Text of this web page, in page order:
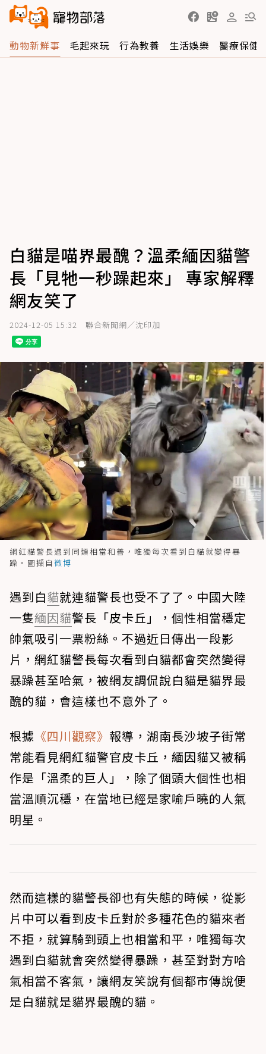
動物新鮮事 毛起來玩 行為教養 生活娛樂 醫療保健
白貓是喵界最醜？溫柔緬因貓警
長「見牠一秒躁起來」 專家解釋
網友笑了
2024-12-05 15:32 聯合新聞網／沈印加
網紅貓警長遇到同類相當和善，唯獨每次看到白貓就變得暴
躁。圖擷自 微博
遇到白貓就連貓警長也受不了了。中國大陸
一隻緬因貓警長「皮卡丘」，個性相當穩定
帥氣吸引一票粉絲。不過近日傳出一段影
片，網紅貓警長每次看到白貓都會突然變得
暴躁甚至哈氣，被網友調侃說白貓是貓界最
醜的貓，會這樣也不意外了。
根據 《四川觀察》 報導，湖南長沙坡子街常
常能看見網紅貓警官皮卡丘，緬因貓又被稱
作是「溫柔的巨人」，除了個頭大個性也相
當溫順沉穩，在當地已經是家喻戶曉的人氣
明星。
然而這樣的貓警長卻也有失態的時候，從影
片中可以看到皮卡丘對於多種花色的貓來者
不拒，就算騎到頭上也相當和平，唯獨每次
遇到白貓就會突然變得暴躁，甚至對對方哈
氣相當不客氣，讓網友笑說有個都市傳說便
是白貓就是貓界最醜的貓。